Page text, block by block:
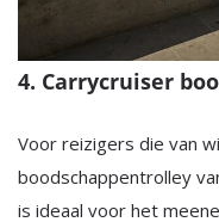
4. Carrycruiser
Voor reizigers die van
boodschappentrolley
is ideaal voor het